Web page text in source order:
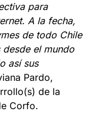
para
A la fecha,
de todo Chile
el mundo
así sus
Pardo,
de la
Corfo.